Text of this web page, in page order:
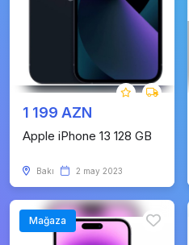
1 199 AZN
Apple iPhone 13 128 GB
Bakı 2 may 2023
Mağaza